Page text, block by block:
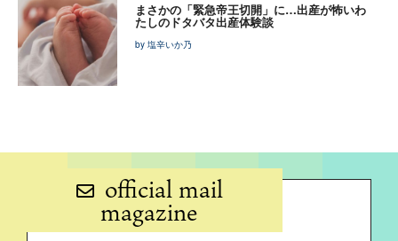
まさかの「緊急帝王切開」に…出産が怖いわ
たしのドタバタ出産体験談
by 塩辛いか乃
official mail
magazine